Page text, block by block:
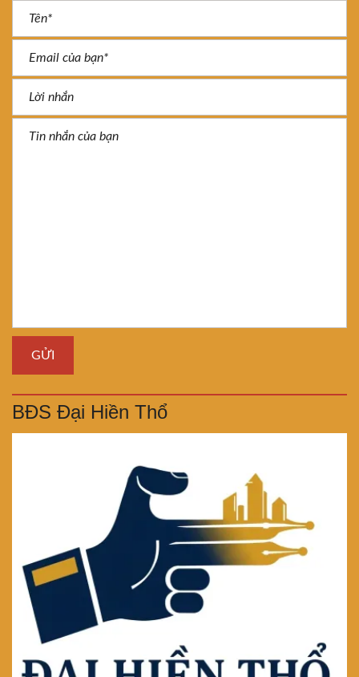
BĐS Đại Hiền Thổ